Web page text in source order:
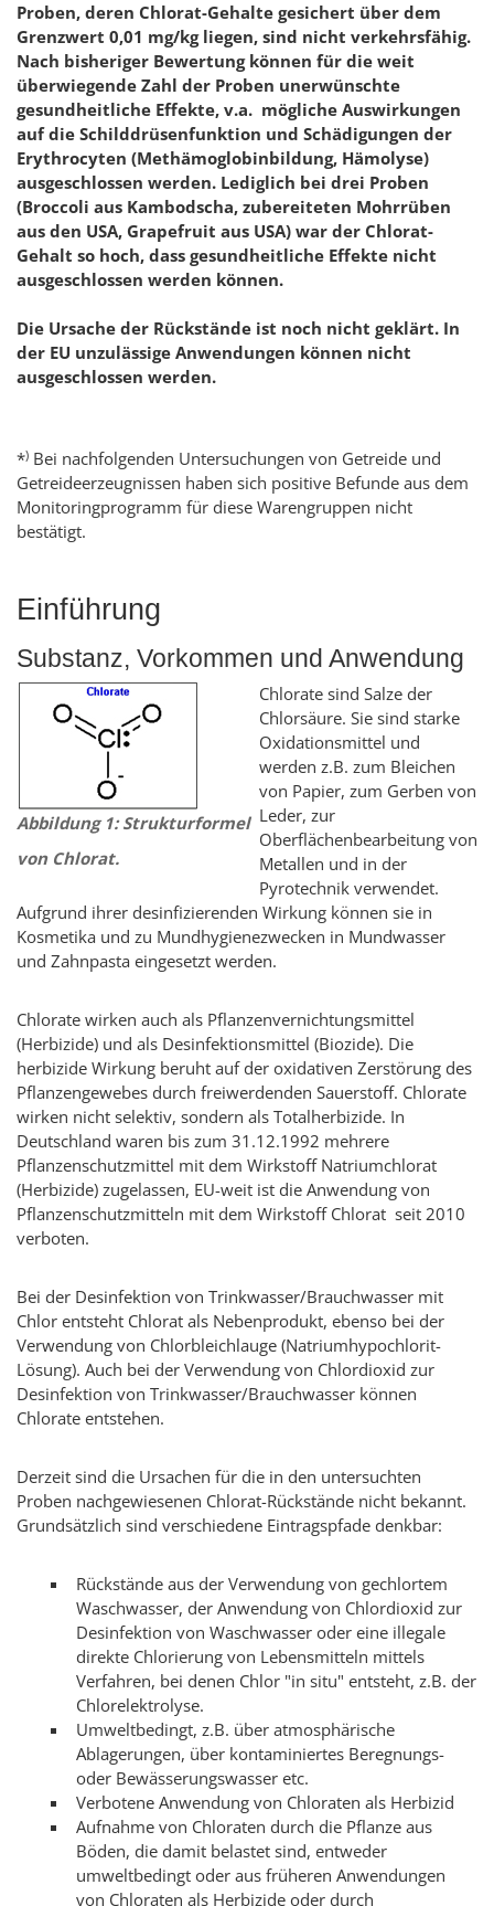
Proben, deren Chlorat-Gehalte gesichert über dem
Grenzwert 0,01 mg/kg liegen, sind nicht verkehrsfähig.
Nach bisheriger Bewertung können für die weit
überwiegende Zahl der Proben unerwünschte
gesundheitliche Effekte, v.a. mögliche Auswirkungen
auf die Schilddrüsenfunktion und Schädigungen der
Erythrocyten (Methämoglobinbildung, Hämolyse)
ausgeschlossen werden. Lediglich bei drei Proben
(Broccoli aus Kambodscha, zubereiteten Mohrrüben
aus den USA, Grapefruit aus USA) war der Chlorat-
Gehalt so hoch, dass gesundheitliche Effekte nicht
ausgeschlossen werden können.
Die Ursache der Rückstände ist noch nicht geklärt. In
der EU unzulässige Anwendungen können nicht
ausgeschlossen werden.
*) Bei nachfolgenden Untersuchungen von Getreide und
Getreideerzeugnissen haben sich positive Befunde aus dem
Monitoringprogramm für diese Warengruppen nicht
bestätigt.
Einführung
Substanz, Vorkommen und Anwendung
Abbildung 1: Strukturformel
von Chlorat.
Chlorate sind Salze der
Chlorsäure. Sie sind starke
Oxidationsmittel und
werden z.B. zum Bleichen
von Papier, zum Gerben von
Leder, zur
Oberflächenbearbeitung von
Metallen und in der
Pyrotechnik verwendet.
Aufgrund ihrer desinfizierenden Wirkung können sie in
Kosmetika und zu Mundhygienezwecken in Mundwasser
und Zahnpasta eingesetzt werden.
Chlorate wirken auch als Pflanzenvernichtungsmittel
(Herbizide) und als Desinfektionsmittel (Biozide). Die
herbizide Wirkung beruht auf der oxidativen Zerstörung des
Pflanzengewebes durch freiwerdenden Sauerstoff. Chlorate
wirken nicht selektiv, sondern als Totalherbizide. In
Deutschland waren bis zum 31.12.1992 mehrere
Pflanzenschutzmittel mit dem Wirkstoff Natriumchlorat
(Herbizide) zugelassen, EU-weit ist die Anwendung von
Pflanzenschutzmitteln mit dem Wirkstoff Chlorat seit 2010
verboten.
Bei der Desinfektion von Trinkwasser/Brauchwasser mit
Chlor entsteht Chlorat als Nebenprodukt, ebenso bei der
Verwendung von Chlorbleichlauge (Natriumhypochlorit-
Lösung). Auch bei der Verwendung von Chlordioxid zur
Desinfektion von Trinkwasser/Brauchwasser können
Chlorate entstehen.
Derzeit sind die Ursachen für die in den untersuchten
Proben nachgewiesenen Chlorat-Rückstände nicht bekannt.
Grundsätzlich sind verschiedene Eintragspfade denkbar:
Rückstände aus der Verwendung von gechlortem
Waschwasser, der Anwendung von Chlordioxid zur
Desinfektion von Waschwasser oder eine illegale
direkte Chlorierung von Lebensmitteln mittels
Verfahren, bei denen Chlor "in situ" entsteht, z.B. der
Chlorelektrolyse.
Umweltbedingt, z.B. über atmosphärische
Ablagerungen, über kontaminiertes Beregnungs-
oder Bewässerungswasser etc.
Verbotene Anwendung von Chloraten als Herbizid
Aufnahme von Chloraten durch die Pflanze aus
Böden, die damit belastet sind, entweder
umweltbedingt oder aus früheren Anwendungen
von Chloraten als Herbizide oder durch